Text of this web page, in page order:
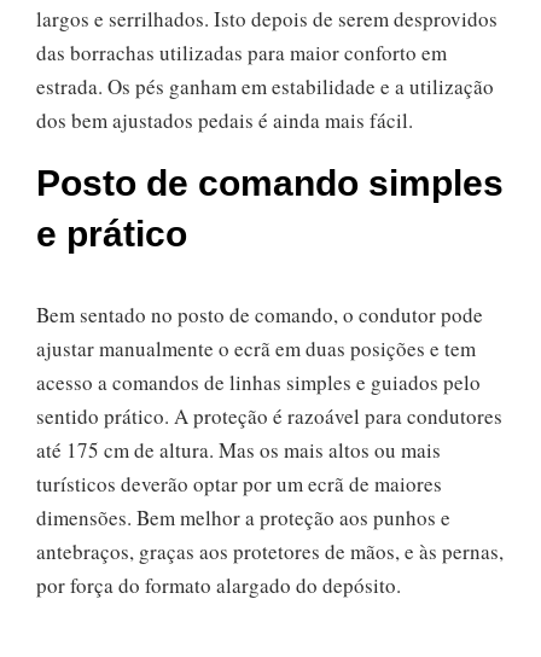
largos e serrilhados. Isto depois de serem desprovidos
das borrachas utilizadas para maior conforto em
estrada. Os pés ganham em estabilidade e a utilização
dos bem ajustados pedais é ainda mais fácil.
Posto de comando simples
e prático
Bem sentado no posto de comando, o condutor pode
ajustar manualmente o ecrã em duas posições e tem
acesso a comandos de linhas simples e guiados pelo
sentido prático. A proteção é razoável para condutores
até 175 cm de altura. Mas os mais altos ou mais
turísticos deverão optar por um ecrã de maiores
dimensões. Bem melhor a proteção aos punhos e
antebraços, graças aos protetores de mãos, e às pernas,
por força do formato alargado do depósito.